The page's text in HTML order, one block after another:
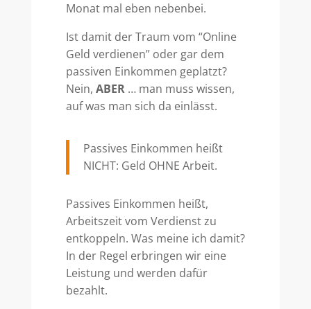
Monat mal eben nebenbei.
Ist damit der Traum vom “Online
Geld verdienen” oder gar dem
passiven Einkommen geplatzt?
Nein, ABER… man muss wissen,
auf was man sich da einlässt.
Passives Einkommen heißt
NICHT: Geld OHNE Arbeit.
Passives Einkommen heißt,
Arbeitszeit vom Verdienst zu
entkoppeln. Was meine ich damit?
In der Regel erbringen wir eine
Leistung und werden dafür
bezahlt.